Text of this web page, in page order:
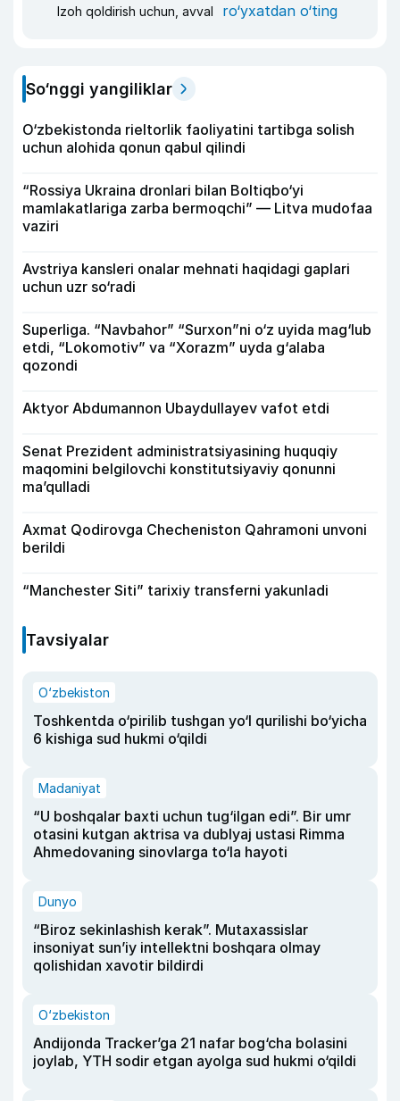
Izoh qoldirish uchun, avval ro‘yxatdan o‘ting
So‘nggi yangiliklar
O‘zbekistonda rieltorlik faoliyatini tartibga solish
uchun alohida qonun qabul qilindi
“Rossiya Ukraina dronlari bilan Boltiqbo‘yi
mamlakatlariga zarba bermoqchi” — Litva mudofaa
vaziri
Avstriya kansleri onalar mehnati haqidagi gaplari
uchun uzr so‘radi
Superliga. “Navbahor” “Surxon”ni o‘z uyida mag‘lub
etdi, “Lokomotiv” va “Xorazm” uyda g‘alaba
qozondi
Aktyor Abdu­mannon Ubaydullayev vafot etdi
Senat Prezident administratsiyasining huquqiy
maqomini belgilovchi konstitutsiyaviy qonunni
ma’qulladi
Axmat Qodirovga Checheniston Qahramoni unvoni
berildi
“Manchester Siti” tarixiy transferni yakunladi
Tavsiyalar
O‘zbekiston
Toshkentda o‘pirilib tushgan yo‘l qurilishi bo‘yicha
6 kishiga sud hukmi o‘qildi
Madaniyat
“U boshqalar baxti uchun tug‘ilgan edi”. Bir umr
otasini kutgan aktrisa va dublyaj ustasi Rimma
Ahmedovaning sinovlarga to‘la hayoti
Dunyo
“Biroz sekinlashish kerak”. Mutaxassislar
insoniyat sun’iy intellektni boshqara olmay
qolishidan xavotir bildirdi
O‘zbekiston
Andijonda Tracker’ga 21 nafar bog‘cha bolasini
joylab, YTH sodir etgan ayolga sud hukmi o‘qildi